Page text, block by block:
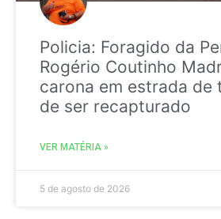
Policia: Foragido da
Rogério Coutinho
carona em estrada de
de ser recapturado
VER MATÉRIA »
5 de agosto de 2026